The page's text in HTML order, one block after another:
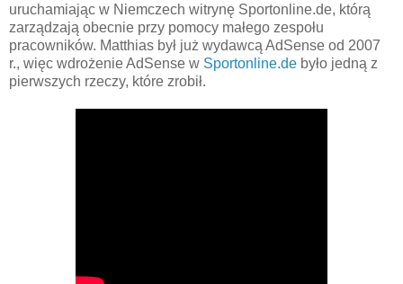
uruchamiając w Niemczech witrynę Sportonline.de, którą
zarządzają obecnie przy pomocy małego zespołu
pracowników. Matthias był już wydawcą AdSense od 2007
r., więc wdrożenie AdSense w Sportonline.de było jedną z
pierwszych rzeczy, które zrobił.